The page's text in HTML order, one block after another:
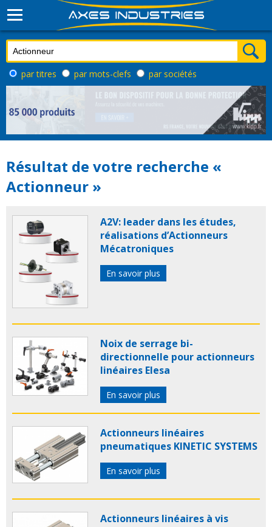
par titres par mots-clefs par sociétés
Résultat de votre recherche «
Actionneur »
A2V: leader dans les études,
réalisations d’Actionneurs
Mécatroniques
En savoir plus
Noix de serrage bi-
directionnelle pour actionneurs
linéaires Elesa
En savoir plus
Actionneurs linéaires
pneumatiques KINETIC SYSTEMS
En savoir plus
Actionneurs linéaires à vis